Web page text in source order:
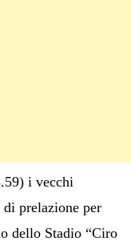
i vecchi
prelazione per
dello Stadio “Ciro